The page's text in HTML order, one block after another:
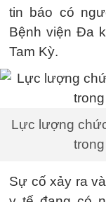
tin báo có
Bệnh viện Đa
Tam Kỳ.
Lực lượng
Sự cố xảy ra